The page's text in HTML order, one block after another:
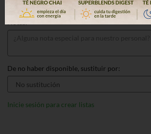
Total: $1.97
De no haber disponible, sustituir por:
Inicie sesión para crear listas